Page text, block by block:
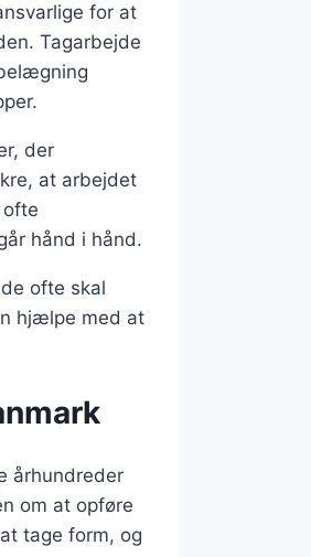
for at
Tagarbejde
der
at arbejdet
hånd i hånd.
ofte skal
hjælpe med at
århundreder
om at opføre
tage form, og